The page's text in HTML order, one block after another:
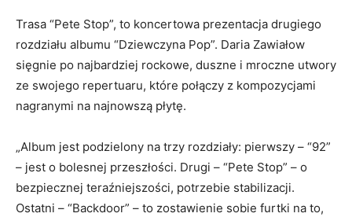
Trasa “Pete Stop”, to koncertowa prezentacja drugiego
rozdziału albumu “Dziewczyna Pop”. Daria Zawiałow
sięgnie po najbardziej rockowe, duszne i mroczne utwory
ze swojego repertuaru, które połączy z kompozycjami
nagranymi na najnowszą płytę.
„Album jest podzielony na trzy rozdziały: pierwszy – “92”
– jest o bolesnej przeszłości. Drugi – “Pete Stop” – o
bezpiecznej teraźniejszości, potrzebie stabilizacji.
Ostatni – “Backdoor” – to zostawienie sobie furtki na to,